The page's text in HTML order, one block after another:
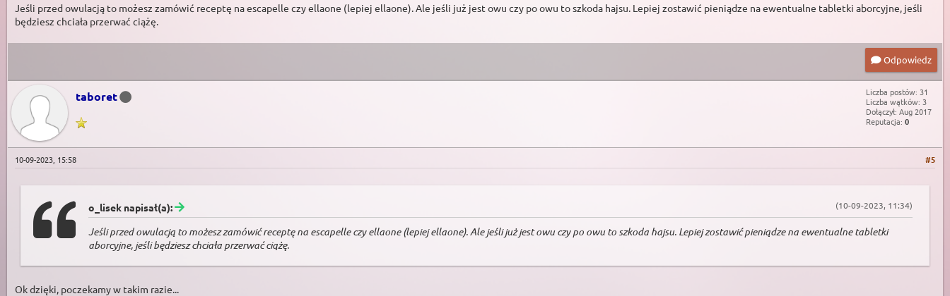
Jeśli przed owulacją to możesz zamówić receptę na escapelle czy ellaone (lepiej ellaone). Ale jeśli już jest owu czy po owu to szkoda hajsu. Lepiej zostawić pieniądze na ewentualne tabletki aborcyjne, jeśli
będziesz chciała przerwać ciążę.
Odpowiedz
taboret
Liczba postów: 31
Liczba wątków: 3
Dołączył: Aug 2017
Reputacja: 0
#5
10-09-2023, 15:58
(10-09-2023, 11:34)
o_lisek napisał(a):
Jeśli przed owulacją to możesz zamówić receptę na escapelle czy ellaone (lepiej ellaone). Ale jeśli już jest owu czy po owu to szkoda hajsu. Lepiej zostawić pieniądze na ewentualne tabletki
aborcyjne, jeśli będziesz chciała przerwać ciążę.
Ok dzięki, poczekamy w takim razie...